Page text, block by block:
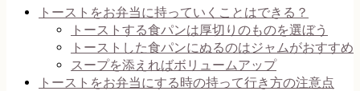
トーストをお弁当に持っていくことはできる？
トーストする食パンは厚切りのものを選ぼう
トーストした食パンにぬるのはジャムがおすすめ
スープを添えればボリュームアップ
トーストをお弁当にする時の持って行き方の注意点